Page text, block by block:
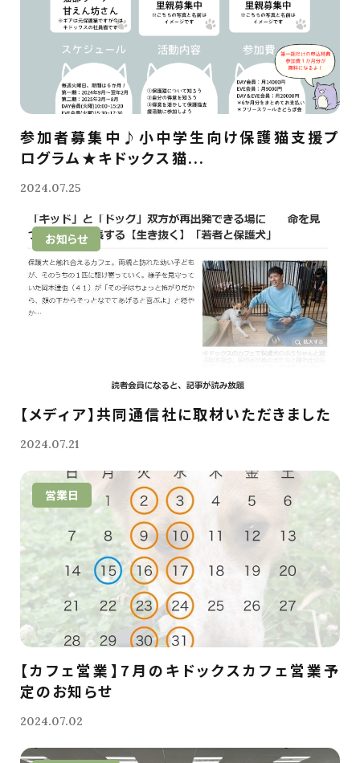
参加者募集中♪小中学生向け保護猫支援プ
ログラム★キドックス猫...
2024.07.25
お知らせ
【メディア】共同通信社に取材いただきました
2024.07.21
営業日
【カフェ営業】7月のキドックスカフェ営業予
定のお知らせ
2024.07.02